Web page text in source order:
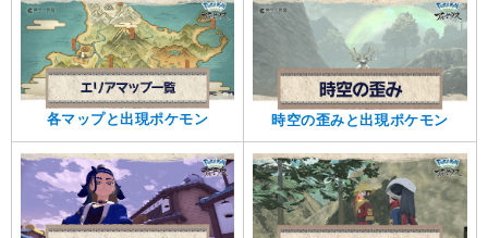
各マップと出現ポケモン 時空の歪みと出現ポケモン